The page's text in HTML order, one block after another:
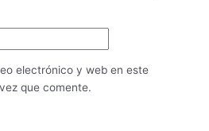
electrónico y web en este
que comente.